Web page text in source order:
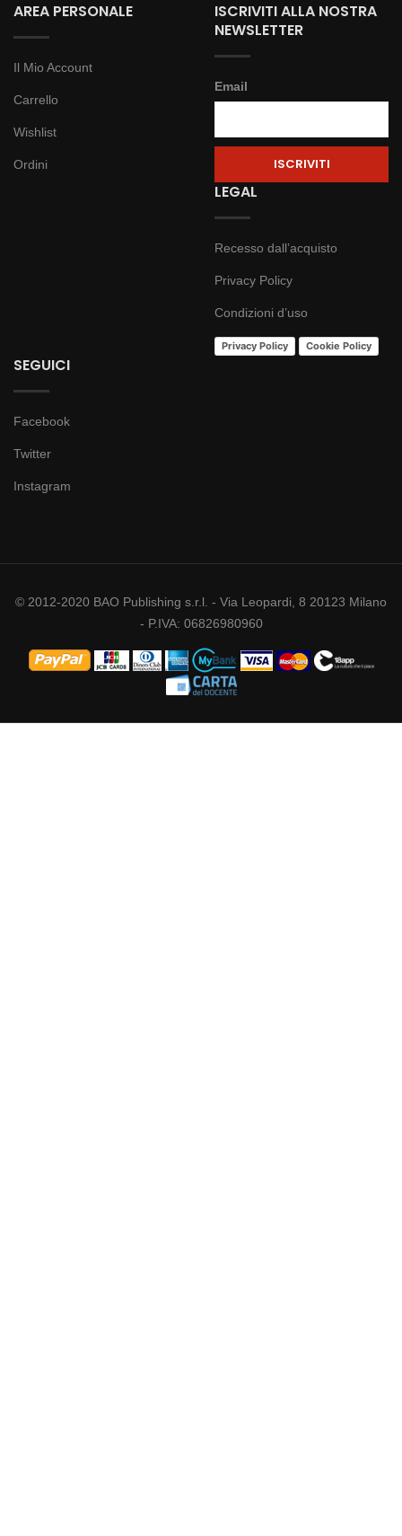
AREA PERSONALE
Il Mio Account
Carrello
Wishlist
Ordini
ISCRIVITI ALLA NOSTRA
NEWSLETTER
Email
LEGAL
Recesso dall’acquisto
Privacy Policy
Condizioni d’uso
Privacy Policy Cookie Policy
SEGUICI
Facebook
Twitter
Instagram
© 2012-2020 BAO Publishing s.r.l. - Via Leopardi, 8 20123 Milano
- P.IVA: 06826980960